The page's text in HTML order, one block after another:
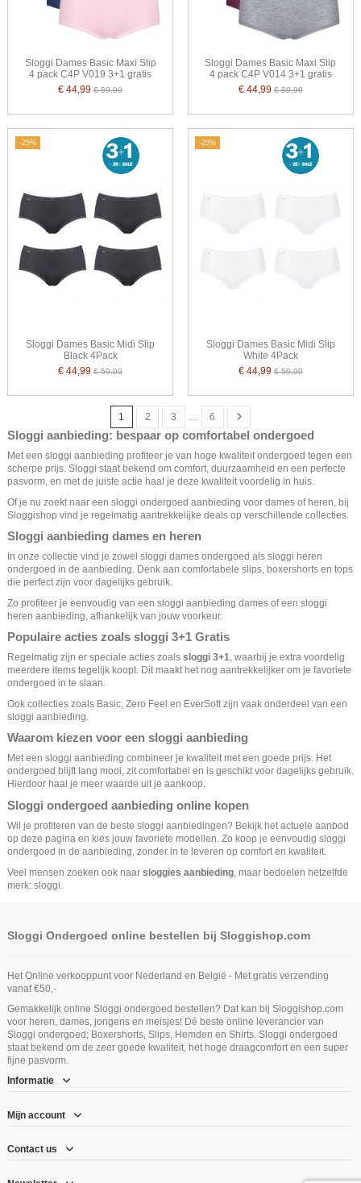
Sloggi Dames Basic Maxi Slip
4 pack C4P V019 3+1 gratis
€ 44,99€ 59,99
Sloggi Dames Basic Maxi Slip
4 pack C4P V014 3+1 gratis
€ 44,99€ 59,99
-25%
Sloggi Dames Basic Midi Slip
Black 4Pack
€ 44,99€ 59,99
-25%
Sloggi Dames Basic Midi Slip
White 4Pack
€ 44,99€ 59,99
1 2 3 … 6
Sloggi aanbieding: bespaar op comfortabel ondergoed
Met een sloggi aanbieding profiteer je van hoge kwaliteit ondergoed tegen een
scherpe prijs. Sloggi staat bekend om comfort, duurzaamheid en een perfecte
pasvorm, en met de juiste actie haal je deze kwaliteit voordelig in huis.
Of je nu zoekt naar een sloggi ondergoed aanbieding voor dames of heren, bij
Sloggishop vind je regelmatig aantrekkelijke deals op verschillende collecties.
Sloggi aanbieding dames en heren
In onze collectie vind je zowel sloggi dames ondergoed als sloggi heren
ondergoed in de aanbieding. Denk aan comfortabele slips, boxershorts en tops
die perfect zijn voor dagelijks gebruik.
Zo profiteer je eenvoudig van een sloggi aanbieding dames of een sloggi
heren aanbieding, afhankelijk van jouw voorkeur.
Populaire acties zoals sloggi 3+1 Gratis
Regelmatig zijn er speciale acties zoals sloggi 3+1, waarbij je extra voordelig
meerdere items tegelijk koopt. Dit maakt het nog aantrekkelijker om je favoriete
ondergoed in te slaan.
Ook collecties zoals Basic, Zero Feel en EverSoft zijn vaak onderdeel van een
sloggi aanbieding.
Waarom kiezen voor een sloggi aanbieding
Met een sloggi aanbieding combineer je kwaliteit met een goede prijs. Het
ondergoed blijft lang mooi, zit comfortabel en is geschikt voor dagelijks gebruik.
Hierdoor haal je meer waarde uit je aankoop.
Sloggi ondergoed aanbieding online kopen
Wil je profiteren van de beste sloggi aanbiedingen? Bekijk het actuele aanbod
op deze pagina en kies jouw favoriete modellen. Zo koop je eenvoudig sloggi
ondergoed in de aanbieding, zonder in te leveren op comfort en kwaliteit.
Veel mensen zoeken ook naar sloggies aanbieding , maar bedoelen hetzelfde
merk: sloggi.
Sloggi Ondergoed online bestellen bij Sloggishop.com
Het Online verkooppunt voor Nederland en België - Met gratis verzending
vanaf €50,-
Gemakkelijk online Sloggi ondergoed bestellen? Dat kan bij Sloggishop.com
voor heren, dames, jongens en meisjes! Dé beste online leverancier van
Sloggi ondergoed; Boxershorts, Slips, Hemden en Shirts. Sloggi ondergoed
staat bekend om de zeer goede kwaliteit, het hoge draagcomfort en een super
fijne pasvorm.
Informatie
Mijn account
Contact us